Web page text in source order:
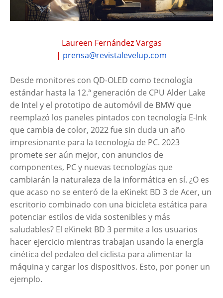
Laureen Fernández Vargas
| prensa@revistalevelup.com
Desde monitores con QD-OLED como tecnología
estándar hasta la 12.ª generación de CPU Alder Lake
de Intel y el prototipo de automóvil de BMW que
reemplazó los paneles pintados con tecnología E-Ink
que cambia de color, 2022 fue sin duda un año
impresionante para la tecnología de PC. 2023
promete ser aún mejor, con anuncios de
componentes, PC y nuevas tecnologías que
cambiarán la naturaleza de la informática en sí. ¿O es
que acaso no se enteró de la eKinekt BD 3 de Acer, un
escritorio combinado con una bicicleta estática para
potenciar estilos de vida sostenibles y más
saludables? El eKinekt BD 3 permite a los usuarios
hacer ejercicio mientras trabajan usando la energía
cinética del pedaleo del ciclista para alimentar la
máquina y cargar los dispositivos. Esto, por poner un
ejemplo.